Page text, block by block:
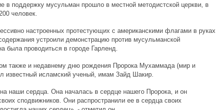
в поддержку мусульман прошло в местной методистской церкви, в
человек.
настроенных протестующих с американскими флагами в руках
устроили демонстрацию против мусульманской
была проводиться в городе Гарленд.
также и недавнему дню рождения Пророка Мухаммада (мир и
известный исламский ученый, имам Зайд Шакир.
наши сердца. Она началась в сердце нашего Пророка, и он
сподвижников. Они распространили ее в сердца своих